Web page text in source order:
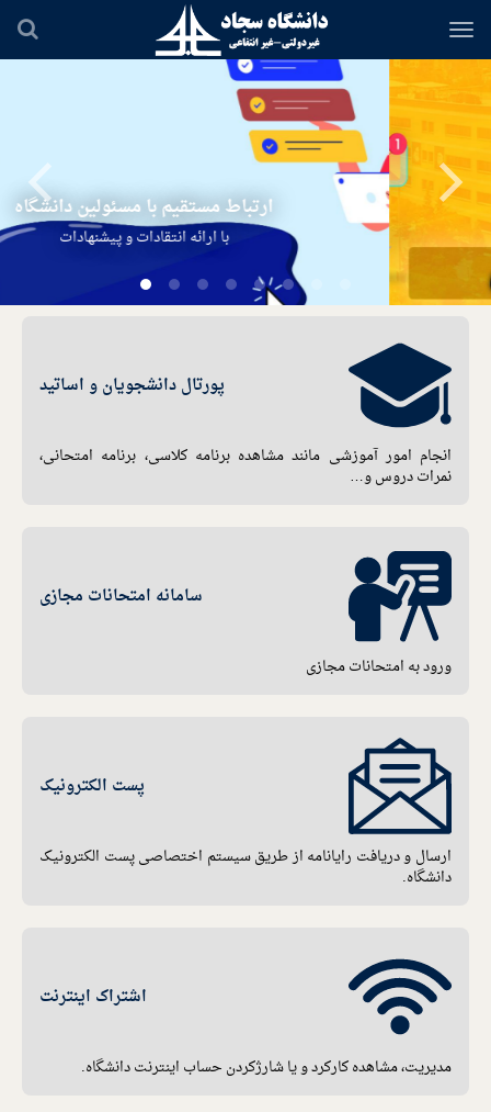
ارتباط مستقیم با مسئولین دانشگاه
با ارائه انتقادات و پیشنهادات
پورتال دانشجویان و اساتید
انجام امور آموزشی مانند مشاهده برنامه کلاسی، برنامه امتحانی،
نمرات دروس و…
سامانه امتحانات مجازی
ورود به امتحانات مجازی
پست الکترونیک
ارسال و دریافت رایانامه از طریق سیستم اختصاصی پست الکترونیک
دانشگاه.
اشتراک اینترنت
مدیریت، مشاهده کارکرد و یا شارژکردن حساب اینترنت دانشگاه.